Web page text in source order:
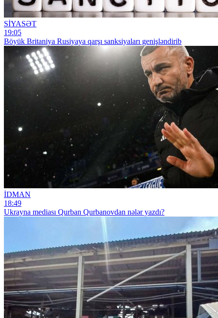
SİYASƏT
19:05
Böyük Britaniya Rusiyaya qarşı sanksiyaları genişləndirib
İDMAN
18:49
Ukrayna mediası Qurban Qurbanovdan nələr yazdı?